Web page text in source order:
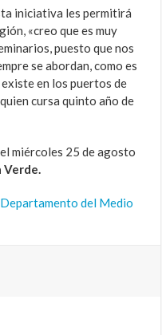
iniciativa les permitirá
«creo que es muy
puesto que nos
se abordan, como es
en los puertos de
cursa quinto año de
miércoles 25 de agosto
Verde.
del Medio